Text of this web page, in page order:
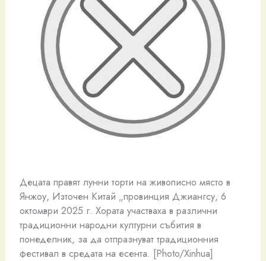
Децата правят лунни торти на живописно място в
Янжоу, Източен Китай „провинция Джиангсу, 6
октомври 2025 г. Хората участваха в различни
традиционни народни културни събития в
понеделник, за да отпразнуват традиционния
фестивал в средата на есента. [Photo/Xinhua]